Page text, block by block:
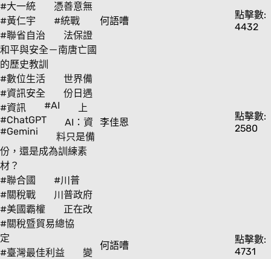
#大一統
#黃仁宇
#統戰
#聯省自治
憑善意無
法保證
和平與安全－南唐亡國
的歷史教訓
何語嘈
點擊數:
4432
#數位生活
#資訊安全
#資訊
#AI
#ChatGPT
#Gemini
世界備
份日遇
上
AI：資
料只是備
份，還是成為訓練素
材？
李佳恩
點擊數:
2580
#聯合國
#川普
#關稅戰
#美國霸權
#關稅暨貿易總協
定
#臺灣最佳利益
川普政府
正在改
變
何語嘈
點擊數:
4731